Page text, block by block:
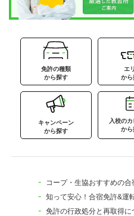
免許の種類
から探す
エ
から
キャンペーン
から探す
入校の
から
コープ・生協おすすめの合
知って安心！合宿免許&運
免許の行政処分と再取得に